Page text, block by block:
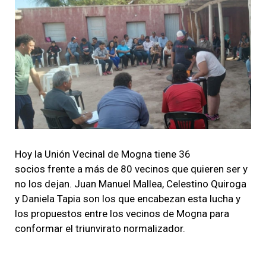
Hoy la Unión Vecinal de Mogna tiene 36
socios frente a más de 80 vecinos que quieren ser y
no los dejan. Juan Manuel Mallea, Celestino Quiroga
y Daniela Tapia son los que encabezan esta lucha y
los propuestos entre los vecinos de Mogna para
conformar el triunvirato normalizador.